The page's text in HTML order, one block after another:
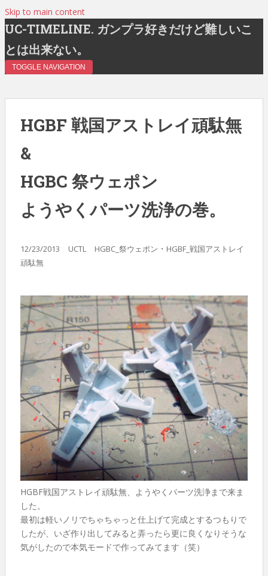
Skip to main content
UC-TIMELINE. ガンプラ好きだけど難しいこ
とは出来ない。
TOGGLE NAVIGATION
HGBF 戦国アストレイ頑駄無
&
HGBC 祭ウェポン
ようやくパーツ洗浄の巻。
12/23/2013 UCTL HGBC_祭ウェポン ・ HGBF_戦国アストレイ
頑駄無
HGBF戦国アストレイ頑駄無、ようやくパーツ洗浄まで来ま
した。
最初は軽いノリでちゃちゃっと仕上げて完成とするつもりで
したが、いざ作り出してみると弄ったら更に良くなりそうな
気がしたので本気モードで作ってみてます（笑）